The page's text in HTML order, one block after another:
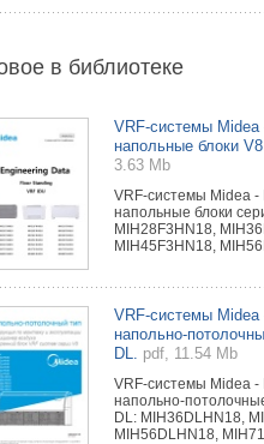
солнечные
30 ИЮЛЯ 2026
Канальные
двигателями
Poti
Новинка от
прямоугольный
Краска для окон:
состав, который
растрескается
зимы
Частые вопросы о
30 ИЮЛЯ 2026
в библиотеке
VRF-системы Midea
напольные блоки
3.63 Mb
VRF-системы Midea -
напольные блоки
MIH28F3HN18,
MIH45F3HN18,
VRF-системы Midea
напольно-
DL.
pdf, 11.54 Mb
VRF-системы Midea -
напольно-
DL: MIH36DLHN18,
MIH56DLHN18,